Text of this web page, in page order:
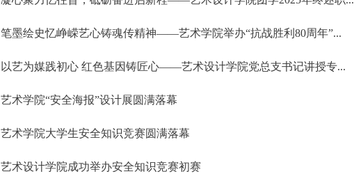
笔墨绘史忆峥嵘艺心铸魂传精神——艺术学院举办“抗战胜利80周年”...
以艺为媒践初心 红色基因铸匠心——艺术设计学院党总支书记讲授专...
艺术学院“安全海报”设计展圆满落幕
艺术学院大学生安全知识竞赛圆满落幕
艺术设计学院成功举办安全知识竞赛初赛